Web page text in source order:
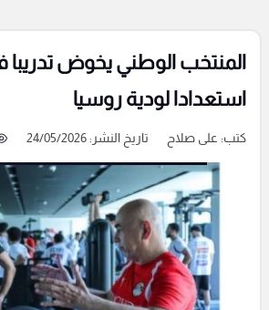
المنتخب الوطني يخوض تدريبا
استعدادا لودية روسيا
كتب: على صلاح تاريخ النشر: 24/05/2026